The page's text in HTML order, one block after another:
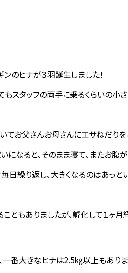
のヒナが３羽誕生しました！
もスタッフの両手に乗るくらいの小
てお父さんお母さんにエサねだりを
になると、そのまま寝て、またお腹
日繰り返し、大きくなるのはあっと
ともありましたが、孵化して１ヶ月経
一番大きなヒナは2.5㎏以上もありま